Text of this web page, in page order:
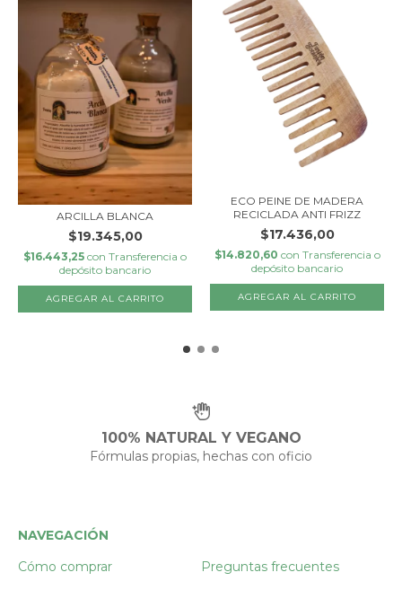
ARCILLA BLANCA
$19.345,00
$16.443,25 con Transferencia o
depósito bancario
ECO PEINE DE MADERA
RECICLADA ANTI FRIZZ
$17.436,00
$14.820,60 con Transferencia o
depósito bancario
100% NATURAL Y VEGANO
Fórmulas propias, hechas con oficio
NAVEGACIÓN
Cómo comprar
Preguntas frecuentes